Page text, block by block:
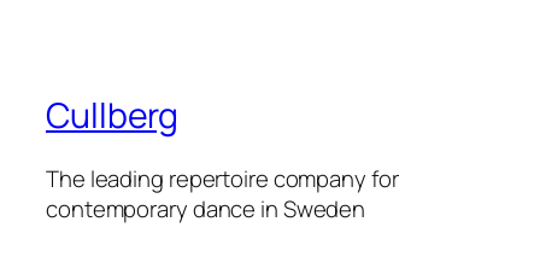
Cullberg
The leading repertoire company for
contemporary dance in Sweden